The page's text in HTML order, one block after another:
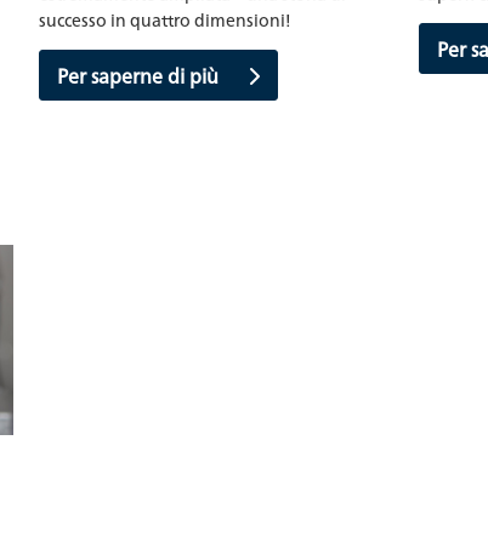
successo in quattro dimensioni!
Per saperne di più
Per